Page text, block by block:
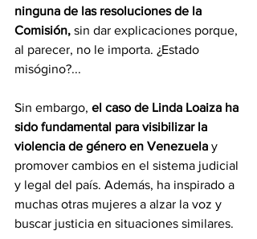
ninguna de las resoluciones de la
Comisión, sin dar explicaciones porque,
al parecer, no le importa. ¿Estado
misógino?...
Sin embargo, el caso de Linda Loaiza ha
sido fundamental para visibilizar la
violencia de género en Venezuela y
promover cambios en el sistema judicial
y legal del país. Además, ha inspirado a
muchas otras mujeres a alzar la voz y
buscar justicia en situaciones similares.